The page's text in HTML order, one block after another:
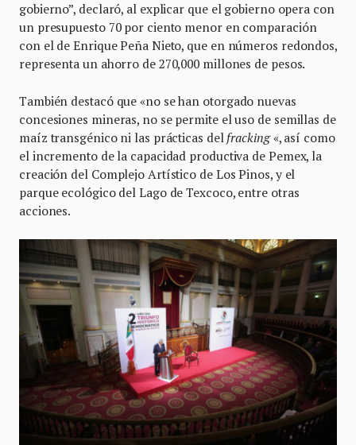
gobierno”, declaró, al explicar que el gobierno opera con
un presupuesto 70 por ciento menor en comparación
con el de Enrique Peña Nieto, que en números redondos,
representa un ahorro de 270,000 millones de pesos.
También destacó que «no se han otorgado nuevas
concesiones mineras, no se permite el uso de semillas de
maíz transgénico ni las prácticas del fracking«, así como
el incremento de la capacidad productiva de Pemex, la
creación del Complejo Artístico de Los Pinos, y el
parque ecológico del Lago de Texcoco, entre otras
acciones.